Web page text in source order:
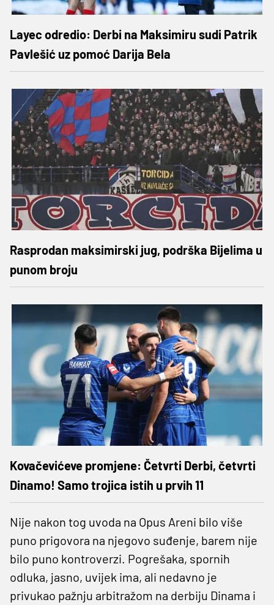
Layec odredio: Derbi na Maksimiru sudi Patrik
Pavlešić uz pomoć Darija Bela
Rasprodan maksimirski jug, podrška Bijelima u
punom broju
Kovačevićeve promjene: Četvrti Derbi, četvrti
Dinamo! Samo trojica istih u prvih 11
Nije nakon tog uvoda na Opus Areni bilo više
puno prigovora na njegovo suđenje, barem nije
bilo puno kontroverzi. Pogrešaka, spornih
odluka, jasno, uvijek ima, ali nedavno je
privukao pažnju arbitražom na derbiju Dinama i